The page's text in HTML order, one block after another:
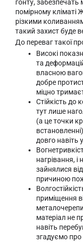
гонту, забезпечать
помірному
різкими
такий захист буде
До переваг такої
Високі
та
власною
добре
міцно
Стійкість до
тут лише
(а це точки
довго навіть
нагрівання, і
зайнялися
причиною
приміщення
матеріал не
навіть
згадуємо